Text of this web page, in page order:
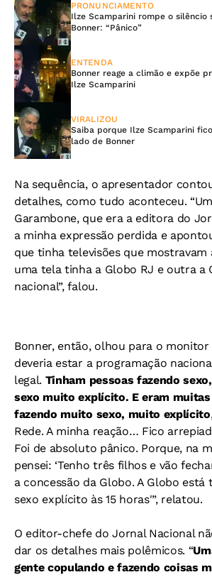
PRONUNCIAMENTO
Ilze Scamparini rompe o silêncio
Bonner: “Pânico”
ENTENDA
Bonner reage a climão e expõe
Ilze Scamparini
VIRALIZOU
Saiba porque Ilze Scamparini
lado de Bonner
Na sequência, o apresentador
detalhes, como tudo aconteceu.
Garambone, que era a editora do
a minha expressão perdida e
que tinha televisões que mostravam
uma tela tinha a Globo RJ e outra a
nacional”, falou.
Bonner, então, olhou para o monitor
deveria estar a programação
legal. Tinham pessoas fazendo
sexo muito explícito. E eram muitas
fazendo muito sexo, muito explícito
Rede. A minha reação… Fico
Foi de absoluto pânico. Porque, na
pensei: ‘Tenho três filhos e vão
a concessão da Globo. A Globo
sexo explícito às 15 horas'”, relatou.
O editor-chefe do Jornal Nacional
dar os detalhes mais polêmicos. “
gente copulando e fazendo coisas